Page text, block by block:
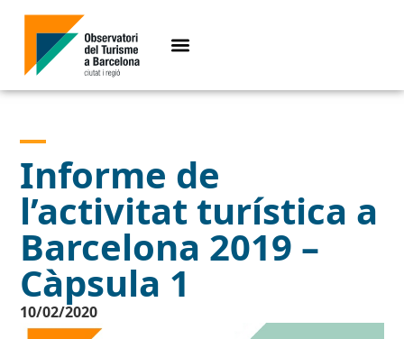
Informe de
l’activitat turística a
Barcelona 2019 –
Càpsula 1
10/02/2020